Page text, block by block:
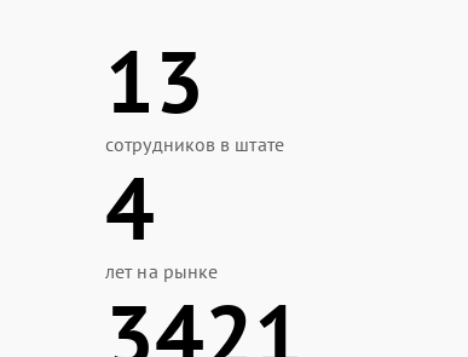
13
сотрудников в штате
4
лет на рынке